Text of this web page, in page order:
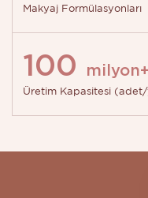
Makyaj Formülasyonları
100 milyon+
Üretim Kapasitesi (adet/